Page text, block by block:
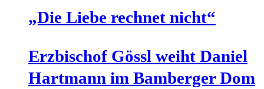
„Die Lie­be rech­net nicht“
Erz­bi­schof Gössl weiht Dani­el
Hart­mann im Bam­ber­ger Dom